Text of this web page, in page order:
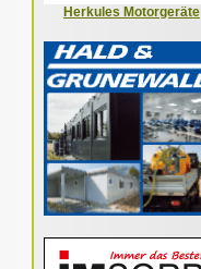
Herkules Motorgeräte